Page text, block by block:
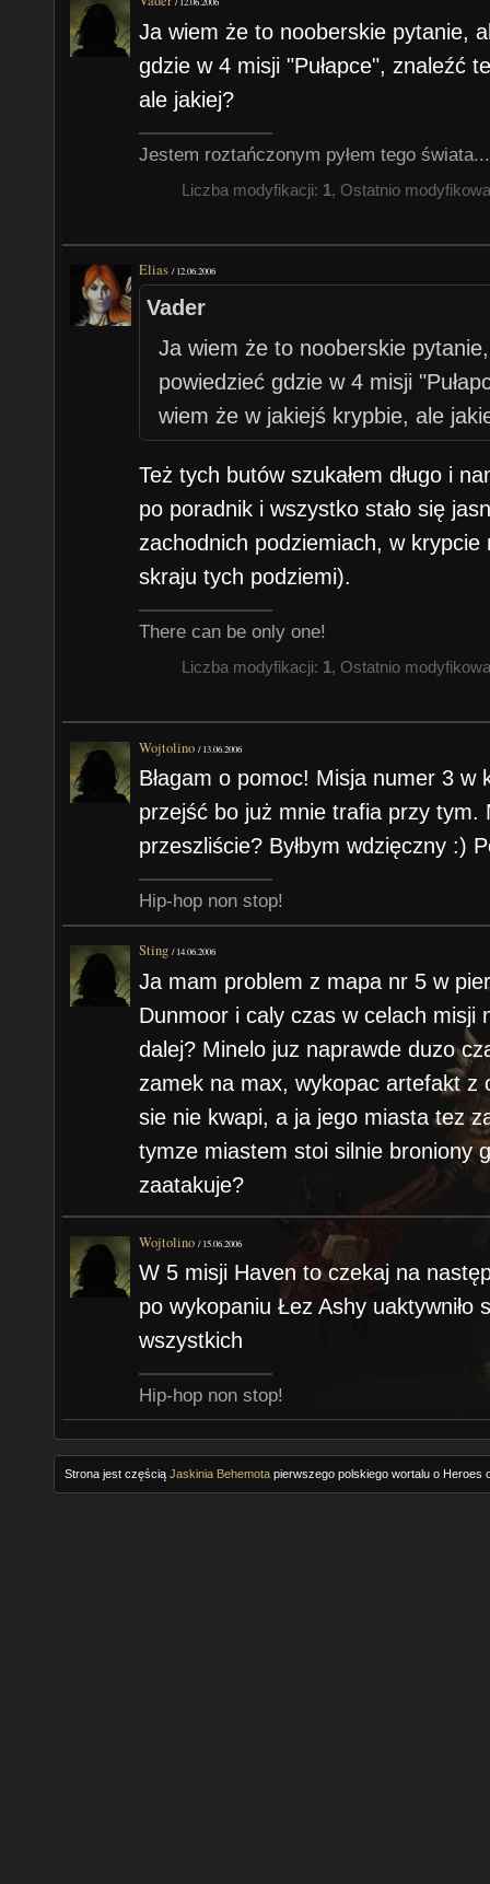
Ja wiem że to nooberskie pytanie,
gdzie w 4 misji "Pułapce", znaleźć
ale jakiej?
Jestem roztańczonym pyłem tego świata...
Liczba modyfikacji: 1, Ostatnio
Elias /12.06.2006
Vader
Ja wiem że to nooberskie
powiedzieć gdzie w 4 misji
wiem że w jakiejś krypbie, ale
Też tych butów szukałem długo i
po poradnik i wszystko stało się
zachodnich podziemiach, w krypcie
skraju tych podziemi).
There can be only one!
Liczba modyfikacji: 1, Ostatnio
Wojtolino /13.06.2006
Błagam o pomoc! Misja numer 3
przejść bo już mnie trafia przy tym.
przeszliście? Byłbym wdzięczny :)
Hip-hop non stop!
Sting /14.06.2006
Ja mam problem z mapa nr 5 w
Dunmoor i caly czas w celach misji
dalej? Minelo juz naprawde duzo
zamek na max, wykopac artefakt z
sie nie kwapi, a ja jego miasta tez
tymze miastem stoi silnie broniony
zaatakuje?
Wojtolino /15.06.2006
W 5 misji Haven to czekaj na
po wykopaniu Łez Ashy uaktywniło
wszystkich
Hip-hop non stop!
Strona jest częścią Jaskinia Behemotapierwszego polskiego wortalu o Heroes